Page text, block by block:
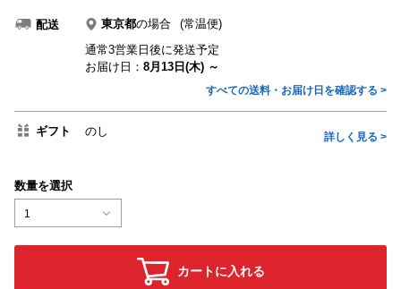
配送 東京都の場合
(常温便)
通常3営業日後に発送予定
お届け日： 8月13日(木) ～
すべての送料・お届け日を確認する >
ギフト のし 詳しく見る >
数量を選択
1
カートに入れる